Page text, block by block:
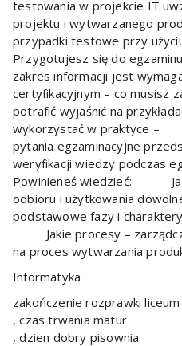
testowania w projekcie IT
projektu i wytwarzanego
przypadki testowe przy
Przygotujesz się do
zakres informacji jest
certyfikacyjnym – co musisz
potrafić wyjaśnić na
wykorzystać w praktyce –
pytania egzaminacyjne
weryfikacji wiedzy podczas
Powinieneś wiedzieć: –
odbioru i użytkowania
podstawowe fazy i
Jakie procesy –
na proces wytwarzania
Informatyka
zakończenie rozprawki liceum
, czas trwania matur
, dzien dobry pisownia